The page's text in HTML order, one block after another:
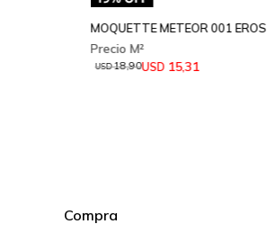
MOQUETTE METEOR 001 EROS
USD 15,31
USD18,90
Compra